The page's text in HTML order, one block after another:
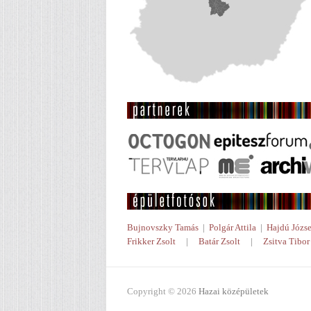
Bujnovszky Tamás | Polgár Attila | Hajdú
Frikker Zsolt | Batár Zsolt | Zsitva Tibor
Copyright © 2026 Hazai középületek